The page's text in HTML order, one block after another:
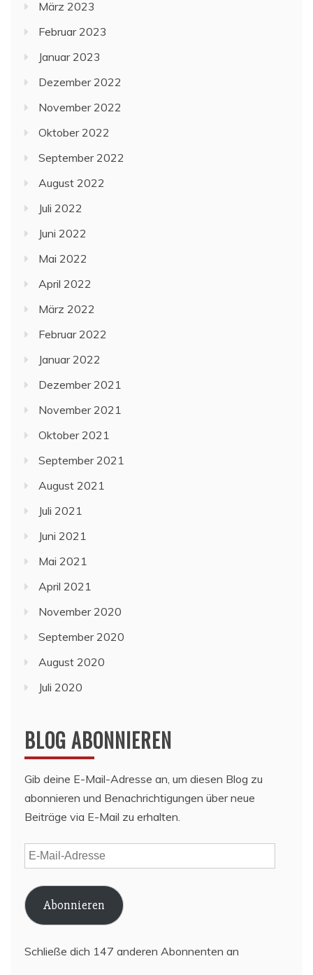
März 2023
Februar 2023
Januar 2023
Dezember 2022
November 2022
Oktober 2022
September 2022
August 2022
Juli 2022
Juni 2022
Mai 2022
April 2022
März 2022
Februar 2022
Januar 2022
Dezember 2021
November 2021
Oktober 2021
September 2021
August 2021
Juli 2021
Juni 2021
Mai 2021
April 2021
November 2020
September 2020
August 2020
Juli 2020
BLOG ABONNIEREN
Gib deine E-Mail-Adresse an, um diesen Blog zu
abonnieren und Benachrichtigungen über neue
Beiträge via E-Mail zu erhalten.
E-
Mail-
Adresse
Abonnieren
Schließe dich 147 anderen Abonnenten an